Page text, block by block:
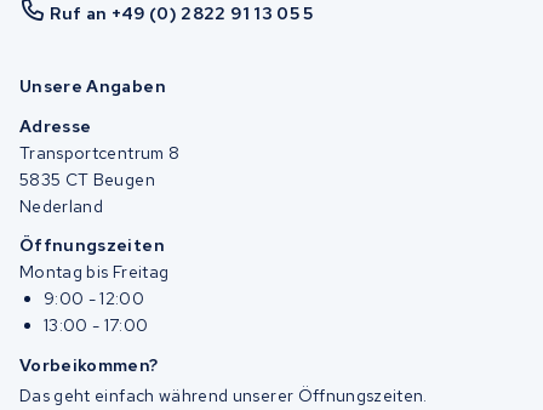
Ruf an +49 (0) 2822 91 13 05 5
Unsere Angaben
Adresse
Transportcentrum 8
5835 CT Beugen
Nederland
Öffnungszeiten
Montag bis Freitag
9:00 - 12:00
13:00 - 17:00
Vorbeikommen?
Das geht einfach während unserer Öffnungszeiten.